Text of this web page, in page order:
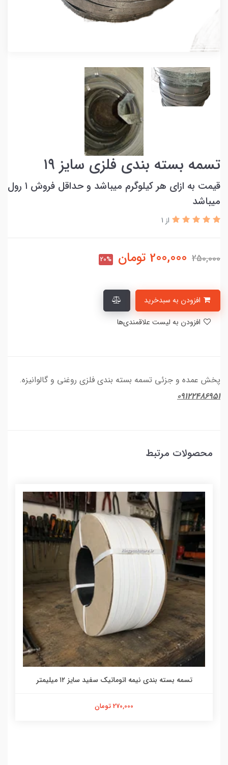
تسمه بسته بندی فلزی سایز ۱۹
قیمت به ازای هر کیلوگرم میباشد و حداقل فروش ۱ رول
میباشد
از 1
250,000
200,000 تومان 20%
پخش عمده و جزئی تسمه بسته بندی فلزی روغنی و گالوانیزه.
۰۹۱۲۲۴۸۶۹۵۱
محصولات مرتبط
تسمه بسته بندی نیمه اتوماتیک سفید سایز ۱۲ میلیمتر
270,000 تومان